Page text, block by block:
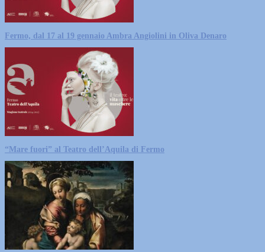
Fermo, dal 17 al 19 gennaio Ambra Angiolini in Oliva Denaro
“Mare fuori” al Teatro dell’Aquila di Fermo